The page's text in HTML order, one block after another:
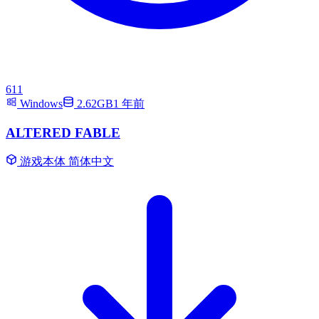
611
Windows
2.62GB1 年前
ALTERED FABLE
游戏本体 简体中文